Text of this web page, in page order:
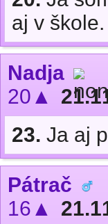
aj v škole.
Nadja
20▲
23. Ja aj
Pátrač
16▲